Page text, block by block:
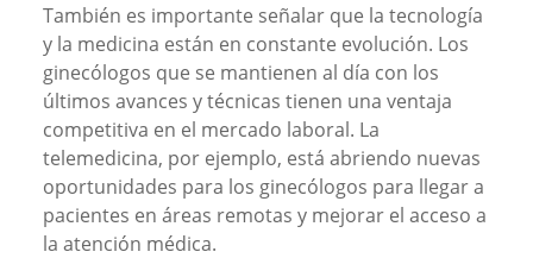
También es importante señalar que la tecnología
y la medicina están en constante evolución. Los
ginecólogos que se mantienen al día con los
últimos avances y técnicas tienen una ventaja
competitiva en el mercado laboral. La
telemedicina, por ejemplo, está abriendo nuevas
oportunidades para los ginecólogos para llegar a
pacientes en áreas remotas y mejorar el acceso a
la atención médica.